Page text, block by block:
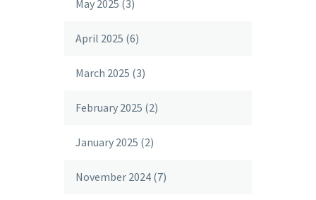
May 2025 (3)
April 2025 (6)
March 2025 (3)
February 2025 (2)
January 2025 (2)
November 2024 (7)